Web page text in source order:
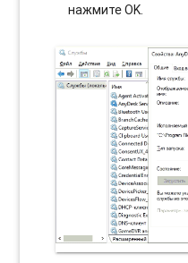
нажмите OK.